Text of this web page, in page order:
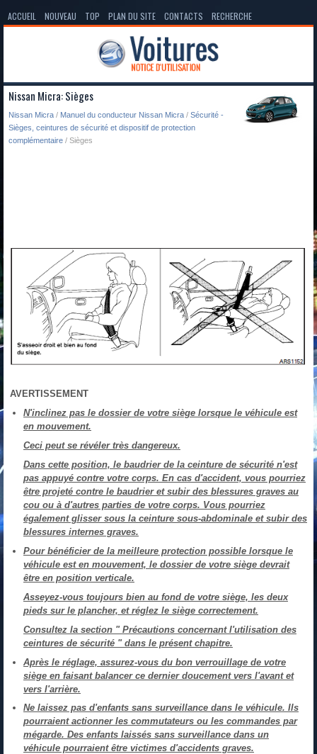
ACCUEIL NOUVEAU TOP PLAN DU SITE CONTACTS RECHERCHE
Nissan Micra: Sièges
Nissan Micra / Manuel du conducteur Nissan Micra / Sécurité -
Sièges, ceintures de sécurité et dispositif de protection
complémentaire / Sièges
AVERTISSEMENT
N'inclinez pas le dossier de votre siège lorsque le véhicule est
en mouvement.
Ceci peut se révéler très dangereux.
Dans cette position, le baudrier de la ceinture de sécurité n'est
pas appuyé contre votre corps. En cas d'accident, vous pourriez
être projeté contre le baudrier et subir des blessures graves au
cou ou à d'autres parties de votre corps. Vous pourriez
également glisser sous la ceinture sous-abdominale et subir des
blessures internes graves.
Pour bénéficier de la meilleure protection possible lorsque le
véhicule est en mouvement, le dossier de votre siège devrait
être en position verticale.
Asseyez-vous toujours bien au fond de votre siège, les deux
pieds sur le plancher, et réglez le siège correctement.
Consultez la section " Précautions concernant l'utilisation des
ceintures de sécurité " dans le présent chapitre.
Après le réglage, assurez-vous du bon verrouillage de votre
siège en faisant balancer ce dernier doucement vers l'avant et
vers l'arrière.
Ne laissez pas d'enfants sans surveillance dans le véhicule. Ils
pourraient actionner les commutateurs ou les commandes par
mégarde. Des enfants laissés sans surveillance dans un
véhicule pourraient être victimes d'accidents graves.